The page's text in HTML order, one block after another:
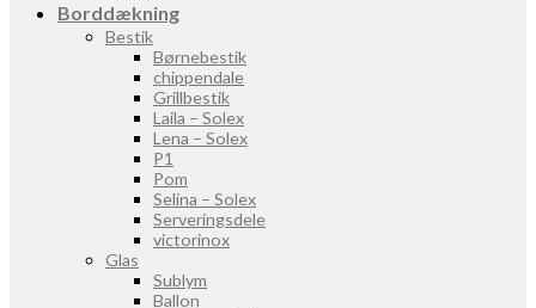
Borddækning
Bestik
Børnebestik
chippendale
Grillbestik
Laila – Solex
Lena – Solex
P1
Pom
Selina – Solex
Serveringsdele
victorinox
Glas
Sublym
Ballon